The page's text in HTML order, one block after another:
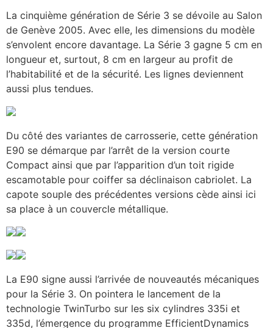
La cinquième génération de Série 3 se dévoile au Salon
de Genève 2005. Avec elle, les dimensions du modèle
s’envolent encore davantage. La Série 3 gagne 5 cm en
longueur et, surtout, 8 cm en largeur au profit de
l’habitabilité et de la sécurité. Les lignes deviennent
aussi plus tendues.
Du côté des variantes de carrosserie, cette génération
E90 se démarque par l’arrêt de la version courte
Compact ainsi que par l’apparition d’un toit rigide
escamotable pour coiffer sa déclinaison cabriolet. La
capote souple des précédentes versions cède ainsi ici
sa place à un couvercle métallique.
La E90 signe aussi l’arrivée de nouveautés mécaniques
pour la Série 3. On pointera le lancement de la
technologie TwinTurbo sur les six cylindres 335i et
335d, l’émergence du programme EfficientDynamics